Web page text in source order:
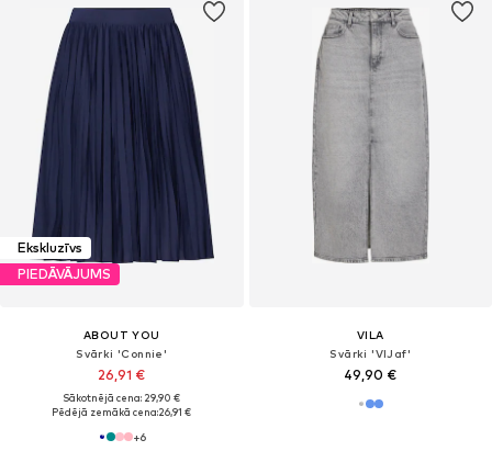
Ekskluzīvs
PIEDĀVĀJUMS
ABOUT YOU
Svārki 'Connie'
26,91 €
Sākotnējā cena: 29,90 €
Pēdējā zemākā cena:26,91 €
+6
VILA
Svārki 'VIJaf'
49,90 €